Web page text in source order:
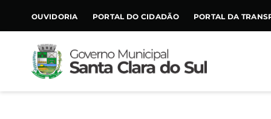
CONTEÚDO
OUVIDORIA PORTAL DO CIDADÃO PORTAL DA